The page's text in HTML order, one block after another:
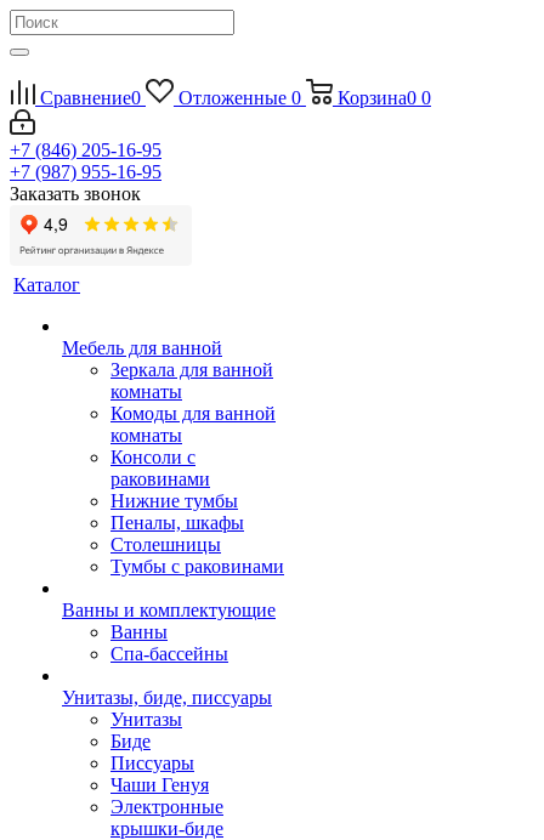
Сравнение0 Отложенные 0 Корзина0 0
+7 (846) 205-16-95
+7 (987) 955-16-95
Заказать звонок
Каталог
Мебель для ванной
Зеркала для ванной
комнаты
Комоды для ванной
комнаты
Консоли с
раковинами
Нижние тумбы
Пеналы, шкафы
Столешницы
Тумбы с раковинами
Ванны и комплектующие
Ванны
Спа-бассейны
Унитазы, биде, писсуары
Унитазы
Биде
Писсуары
Чаши Генуя
Электронные
крышки-биде